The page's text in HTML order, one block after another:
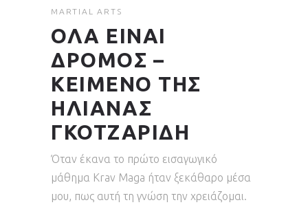
MARTIAL ARTS
ΟΛΑ ΕΙΝΑΙ
ΔΡΟΜΟΣ –
ΚΕΙΜΕΝΟ ΤΗΣ
ΗΛΙΑΝΑΣ
ΓΚΟΤΖΑΡΙΔΗ
Όταν έκανα το πρώτο εισαγωγικό
μάθημα Krav Maga ήταν ξεκάθαρο μέσα
μου, πως αυτή τη γνώση την χρειάζομαι.